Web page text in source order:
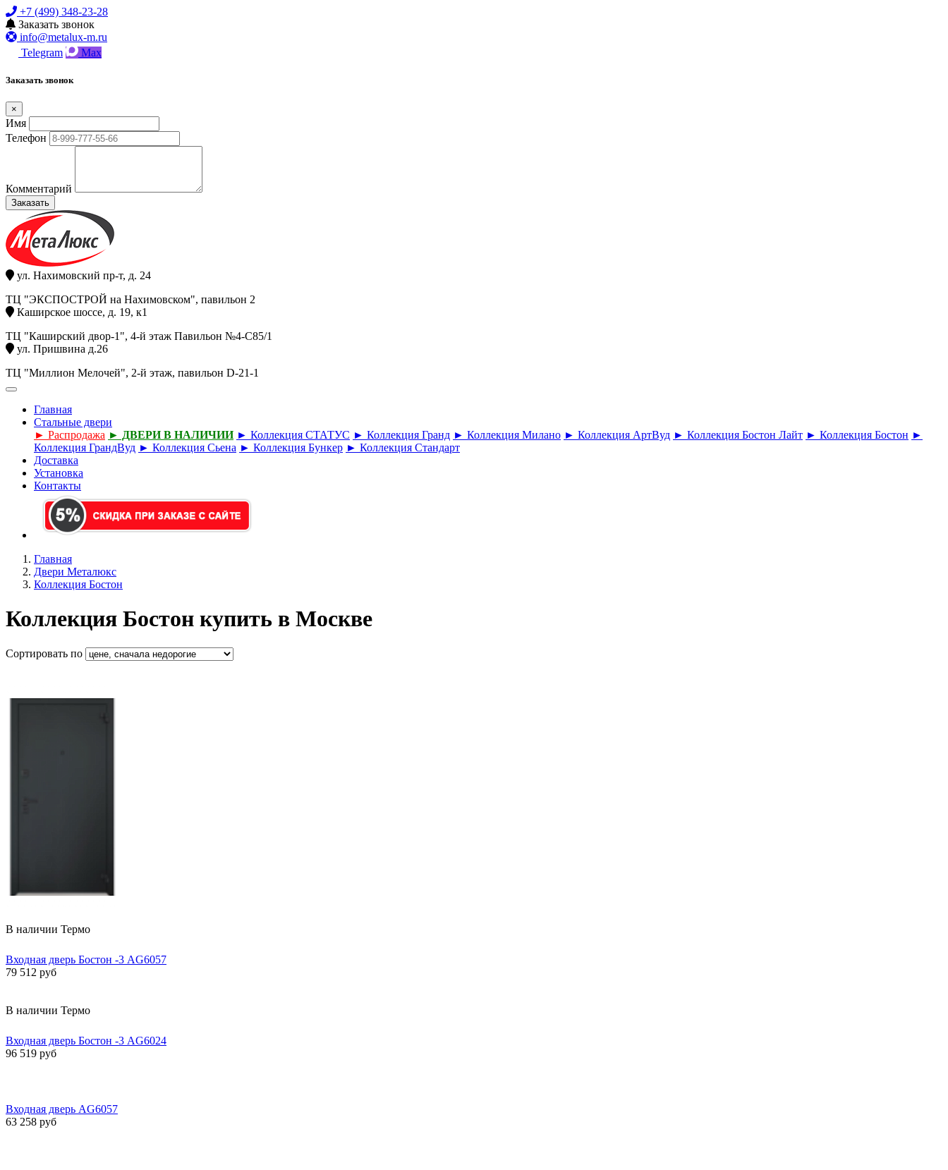
+7 (499) 348-23-28
Заказать звонок
info@metalux-m.ru
Telegram
Max
Заказать звонок
×
Имя
Телефон
Комментарий
Заказать
ул. Нахимовский пр-т, д. 24
ТЦ "ЭКСПОСТРОЙ на Нахимовском", павильон 2
Каширское шоссе, д. 19, к1
ТЦ "Каширский двор-1", 4-й этаж Павильон №4-С85/1
ул. Пришвина д.26
ТЦ "Миллион Мелочей", 2-й этаж, павильон D-21-1
Главная
Стальные двери
► Распродажа ► ДВЕРИ В НАЛИЧИИ ► Коллекция СТАТУС ► Коллекция Гранд ► Коллекция Милано ► Коллекция АртВуд ► Коллекция Бостон Лайт ► Коллекция Бостон ►
Коллекция ГрандВуд ► Коллекция Сьена ► Коллекция Бункер ► Коллекция Стандарт
Доставка
Установка
Контакты
Главная
Двери Металюкс
Коллекция Бостон
Коллекция Бостон купить в Москве
Сортировать по
В наличии Термо
Входная дверь Бостон -3 AG6057
79 512 руб
В наличии Термо
Входная дверь Бостон -3 AG6024
96 519 руб
Входная дверь AG6057
63 258 руб